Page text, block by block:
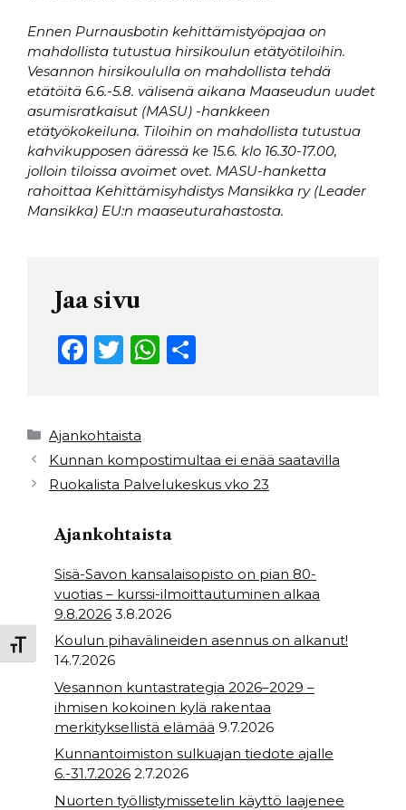
Toggle Font size
Ennen Purnausbotin kehittämistyöpajaa on
mahdollista tutustua hirsikoulun etätyötiloihin.
Vesannon hirsikoululla on mahdollista tehdä
etätöitä 6.6.-5.8. välisenä aikana Maaseudun uudet
asumisratkaisut (MASU) -hankkeen
etätyökokeiluna. Tiloihin on mahdollista tutustua
kahvikupposen ääressä ke 15.6. klo 16.30-17.00,
jolloin tiloissa avoimet ovet. MASU-hanketta
rahoittaa Kehittämisyhdistys Mansikka ry (Leader
Mansikka) EU:n maaseuturahastosta.
Jaa sivu
F
e
b
o
o
k
T
t
e
r
W
A
p
p
Kategoriat
Ajankohtaista
Kunnan kompostimultaa ei enää saatavilla
Ruokalista Palvelukeskus vko 23
Ajankohtaista
Sisä-Savon kansalaisopisto on pian 80-
vuotias – kurssi-ilmoittautuminen alkaa
9.8.2026 3.8.2026
Koulun pihavälineiden asennus on alkanut!
14.7.2026
Vesannon kuntastrategia 2026–2029 –
ihmisen kokoinen kylä rakentaa
merkityksellistä elämää 9.7.2026
Kunnantoimiston sulkuajan tiedote ajalle
6.-31.7.2026 2.7.2026
Nuorten työllistymissetelin käyttö laajenee